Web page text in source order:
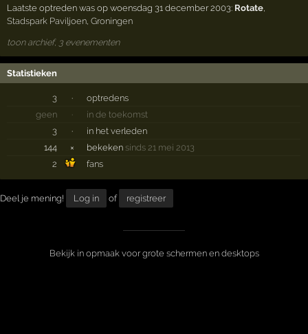
Laatste optreden was op woensdag 31 december 2003: Rotate
Stadspark Paviljoen ,Groningen
toon archief, 3 evenementen
Statistieken
3 ·
optredens
geen
·
in de toekomst
3
·
in het verleden
144
× bekeken sinds 21 mei 2013
2
fans
Deel je mening! Log in of registreer
Bekijk in opmaak voor grote schermen en desktops